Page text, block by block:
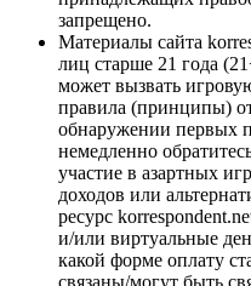
запрещено.
Материалы сайта
лиц старше 21 года
может вызвать
правила (принципы)
обнаружении первых
немедленно
участие в азартных
доходов или
ресурс
и/или виртуальные
какой форме оплату
связаны/могут быть